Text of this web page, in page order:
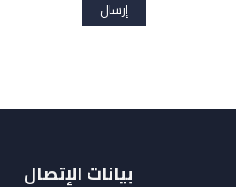
بيانات الإتصال